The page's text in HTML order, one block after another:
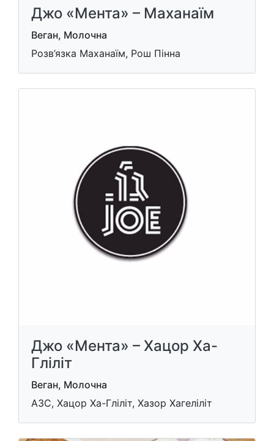
Джо «Мента» – Маханаїм
Веган, Молочна
Розв’язка Маханаїм, Рош Пінна
Джо «Мента» – Хацор Ха-
Гліліт
Веган, Молочна
АЗС, Хацор Ха-Гліліт, Хазор Хагеліліт